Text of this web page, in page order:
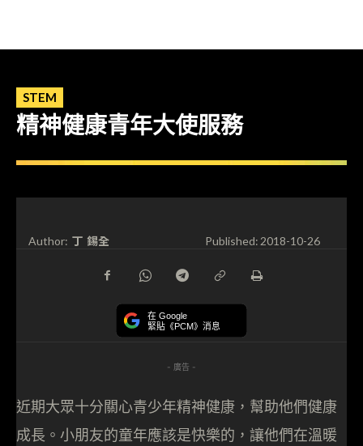
STEM
精神健康青年大使服務
Author: 丁 錫全 Published:2018-10-26
在 Google
緊貼《PCM》消息
- 廣告 -
近期大眾十分關心青少年精神健康，幫助他們健康
成長。小朋友的童年應該是快樂的，讓他們在溫暖